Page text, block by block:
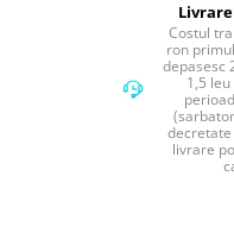
Drujba & Motocoasa &
Costul
ron
depasesc
1,5
livrare